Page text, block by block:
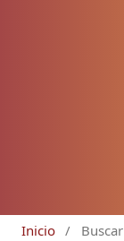
Inicio / Buscar